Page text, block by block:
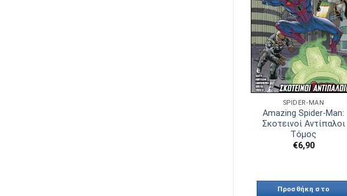
στην λίστα
επιθυμιών
SPIDER-MAN
Amazing Spider-Man:
Σκοτεινοί Αντίπαλοι
Τόμος
€6,90
Προσθήκη στο